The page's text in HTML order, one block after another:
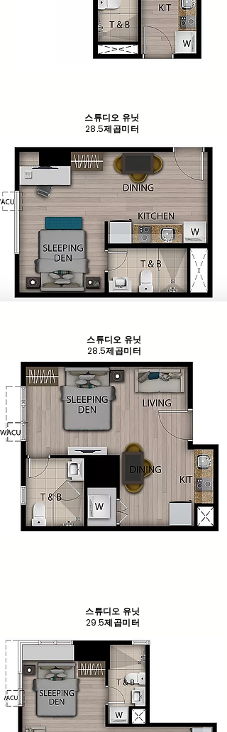
스튜디오 유닛
28.5제곱미터
스튜디오 유닛
28.5제곱미터
스튜디오 유닛
29.5제곱미터